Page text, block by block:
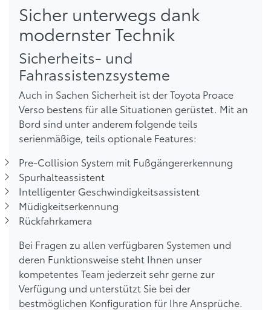
Sicher unterwegs dank
modernster Technik
Sicherheits- und
Fahrassistenzsysteme
Auch in Sachen Sicherheit ist der Toyota Proace
Verso bestens für alle Situationen gerüstet. Mit an
Bord sind unter anderem folgende teils
serienmäßige, teils optionale Features:
Pre-Collision System mit Fußgängererkennung
Spurhalteassistent
Intelligenter Geschwindigkeitsassistent
Müdigkeitserkennung
Rückfahrkamera
Bei Fragen zu allen verfügbaren Systemen und
deren Funktionsweise steht Ihnen unser
kompetentes Team jederzeit sehr gerne zur
Verfügung und unterstützt Sie bei der
bestmöglichen Konfiguration für Ihre Ansprüche.